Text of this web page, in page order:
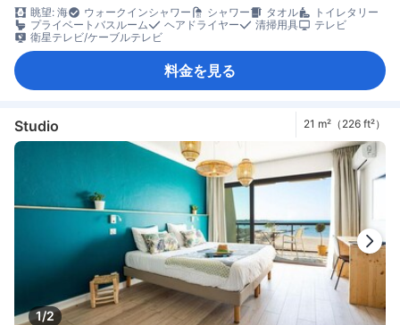
眺望: 海
ウォークインシャワー シャワー タオル
トイレタリー
プライベートバスルーム
ヘアドライヤー 清掃用具
テレビ
衛星テレビ/ケーブルテレビ
料金を見る
Studio 21 m²（226 ft²）
1/2